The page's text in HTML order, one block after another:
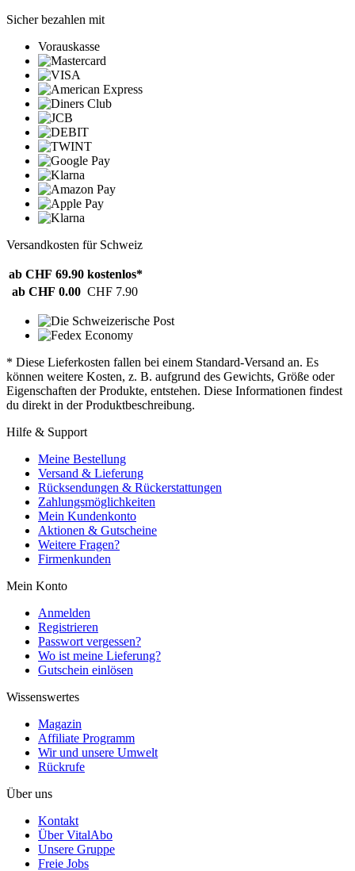
Sicher bezahlen mit
Vorauskasse
Versandkosten für Schweiz
ab CHF 69.90 kostenlos*
ab CHF 0.00 CHF 7.90
* Diese Lieferkosten fallen bei einem Standard-Versand an. Es
können weitere Kosten, z. B. aufgrund des Gewichts, Größe oder
Eigenschaften der Produkte, entstehen. Diese Informationen findest
du direkt in der Produktbeschreibung.
Hilfe & Support
Meine Bestellung
Versand & Lieferung
Rücksendungen & Rückerstattungen
Zahlungsmöglichkeiten
Mein Kundenkonto
Aktionen & Gutscheine
Weitere Fragen?
Firmenkunden
Mein Konto
Anmelden
Registrieren
Passwort vergessen?
Wo ist meine Lieferung?
Gutschein einlösen
Wissenswertes
Magazin
Affiliate Programm
Wir und unsere Umwelt
Rückrufe
Über uns
Kontakt
Über VitalAbo
Unsere Gruppe
Freie Jobs